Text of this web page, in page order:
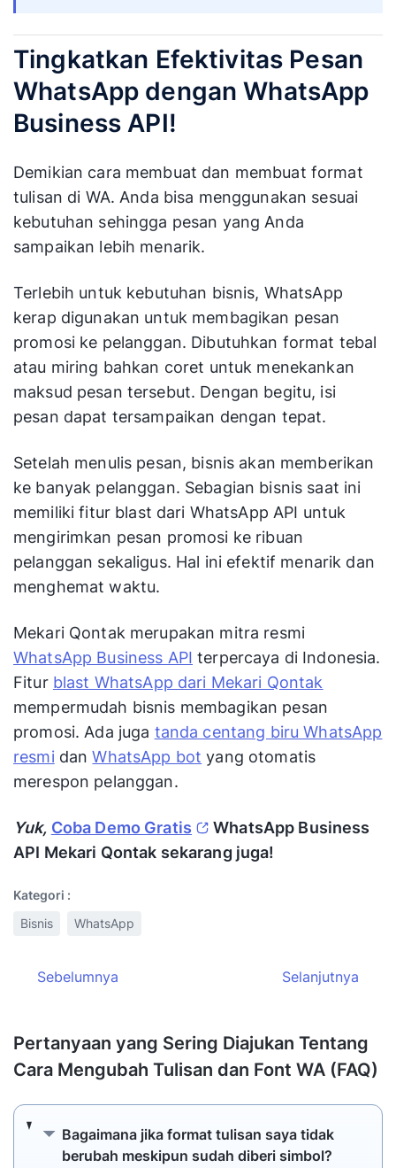
Tingkatkan Efektivitas Pesan
WhatsApp dengan WhatsApp
Business API!
Demikian cara membuat dan membuat format
tulisan di WA. Anda bisa menggunakan sesuai
kebutuhan sehingga pesan yang Anda
sampaikan lebih menarik.
Terlebih untuk kebutuhan bisnis, WhatsApp
kerap digunakan untuk membagikan pesan
promosi ke pelanggan. Dibutuhkan format tebal
atau miring bahkan coret untuk menekankan
maksud pesan tersebut. Dengan begitu, isi
pesan dapat tersampaikan dengan tepat.
Setelah menulis pesan, bisnis akan memberikan
ke banyak pelanggan. Sebagian bisnis saat ini
memiliki fitur blast dari WhatsApp API untuk
mengirimkan pesan promosi ke ribuan
pelanggan sekaligus. Hal ini efektif menarik dan
menghemat waktu.
Mekari Qontak merupakan mitra resmi
WhatsApp Business API terpercaya di Indonesia.
Fitur blast WhatsApp dari Mekari Qontak
mempermudah bisnis membagikan pesan
promosi. Ada juga tanda centang biru WhatsApp
resmidanWhatsApp bot yang otomatis
merespon pelanggan.
Yuk, Coba Demo Gratis
WhatsApp Business
API Mekari Qontak sekarang juga!
Kategori :
Bisnis
WhatsApp
Sebelumnya Selanjutnya
Pertanyaan yang Sering Diajukan Tentang
Cara Mengubah Tulisan dan Font WA (FAQ)
Bagaimana jika format tulisan saya tidak
berubah meskipun sudah diberi simbol?
Bagaimana jika format tulisan saya tidak